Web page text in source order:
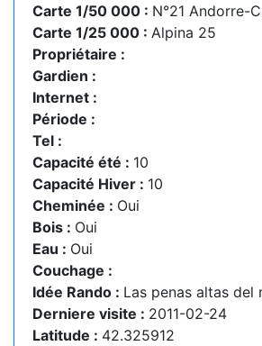
Carte 1/50 000 : N°21 Andorre-
Carte 1/25 000 : Alpina 25
Propriétaire :
Gardien :
Internet :
Période :
Tel :
Capacité été : 10
Capacité Hiver : 10
Cheminée : Oui
Bois : Oui
Eau : Oui
Couchage :
Idée Rando : Las penas altas del
Derniere visite : 2011-02-24
Latitude : 42.325912